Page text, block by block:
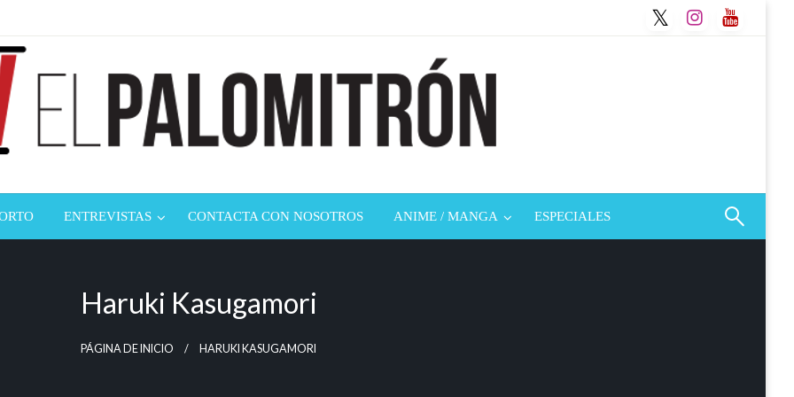
ENTREVISTAS CONTACTA CON NOSOTROS ANIME / MANGA ESPECIALES
Haruki Kasugamori
PÁGINA DE INICIO HARUKI KASUGAMORI